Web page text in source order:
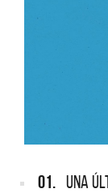
01. UNA